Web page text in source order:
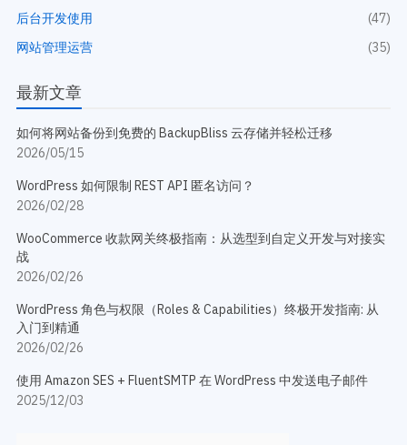
后台开发使用
(47)
网站管理运营
(35)
最新文章
如何将网站备份到免费的 BackupBliss 云存储并轻松迁移
2026/05/15
WordPress 如何限制 REST API 匿名访问？
2026/02/28
WooCommerce 收款网关终极指南：从选型到自定义开发与对接实
战
2026/02/26
WordPress 角色与权限（Roles & Capabilities）终极开发指南: 从
入门到精通
2026/02/26
使用 Amazon SES + FluentSMTP 在 WordPress 中发送电子邮件
2025/12/03